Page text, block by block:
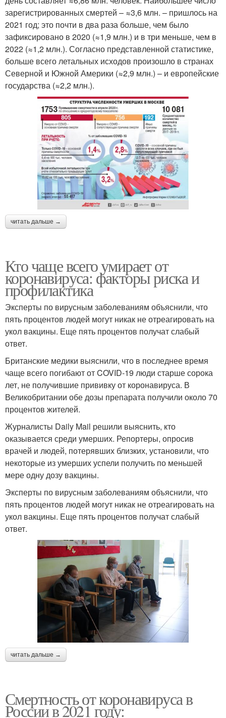
зарегистрированных смертей – ≈3,6 млн. – пришлось на
2021 год; это почти в два раза больше, чем было
зафиксировано в 2020 (≈1,9 млн.) и в три меньше, чем в
2022 (≈1,2 млн.). Согласно представленной статистике,
больше всего летальных исходов произошло в странах
Северной и Южной Америки (≈2,9 млн.) – и европейские
государства (≈2,2 млн.).
читать дальше →
Кто чаще всего умирает от
коронавируса: факторы риска и
профилактика
Эксперты по вирусным заболеваниям объяснили, что
пять процентов людей могут никак не отреагировать на
укол вакцины. Еще пять процентов получат слабый
ответ.
Британские медики выяснили, что в последнее время
чаще всего погибают от COVID-19 люди старше сорока
лет, не получившие прививку от коронавируса. В
Великобритании обе дозы препарата получили около 70
процентов жителей.
Журналисты Daily Mail решили выяснить, кто
оказывается среди умерших. Репортеры, опросив
врачей и людей, потерявших близких, установили, что
некоторые из умерших успели получить по меньшей
мере одну дозу вакцины.
Эксперты по вирусным заболеваниям объяснили, что
пять процентов людей могут никак не отреагировать на
укол вакцины. Еще пять процентов получат слабый
ответ.
читать дальше →
Смертность от коронавируса в
России в 2021 году: